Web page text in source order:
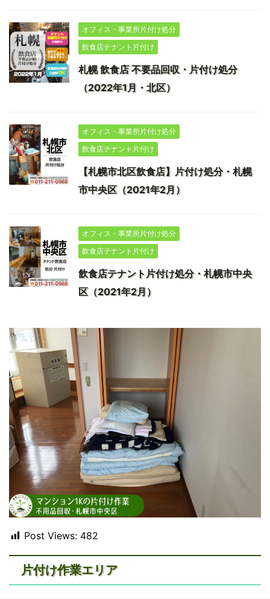
オフィス・事業所片付け処分
飲食店テナント片付け
札幌 飲食店 不要品回収・片付け処分
（2022年1月・北区）
オフィス・事業所片付け処分
飲食店テナント片付け
【札幌市北区飲食店】片付け処分・札幌
市中央区（2021年2月）
オフィス・事業所片付け処分
飲食店テナント片付け
飲食店テナント片付け処分・札幌市中央
区（2021年2月）
Post Views: 482
片付け作業エリア